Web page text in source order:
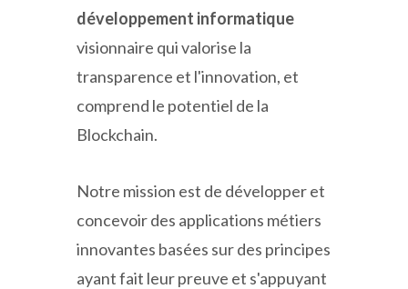
développement informatique
visionnaire qui valorise la
transparence et l'innovation, et
comprend le potentiel de la
Blockchain.
Notre mission est de développer et
concevoir des applications métiers
innovantes basées sur des principes
ayant fait leur preuve et s'appuyant